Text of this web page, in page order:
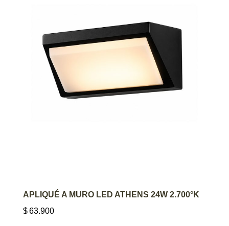
AGREGAR AL CARRITO
APLIQUÉ A MURO LED ATHENS 24W 2.700°K
$63.900